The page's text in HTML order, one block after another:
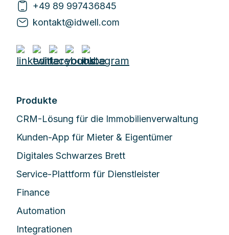
+49 89 997436845
kontakt@idwell.com
Produkte
CRM-Lösung für die Immobilienverwaltung
Kunden-App für Mieter & Eigentümer
Digitales Schwarzes Brett
Service-Plattform für Dienstleister
Finance
Automation
Integrationen